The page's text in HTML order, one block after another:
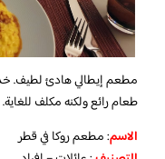
مطعم إيطالي هادئ لطيف.
طعام رائع ولكنه مكلف
الاسم: مطعم روكا في قطر